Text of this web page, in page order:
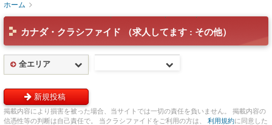
ホーム
カナダ・クラシファイド （求人してます : その他）
全エリア
掲載内容により損害を被った場合、当サイトでは一切の責任を負いません。 掲載内容の
信憑性等の判断は自己責任で。 当クラシファイドをご利用の方は、 利用規約に同意した
新規投稿